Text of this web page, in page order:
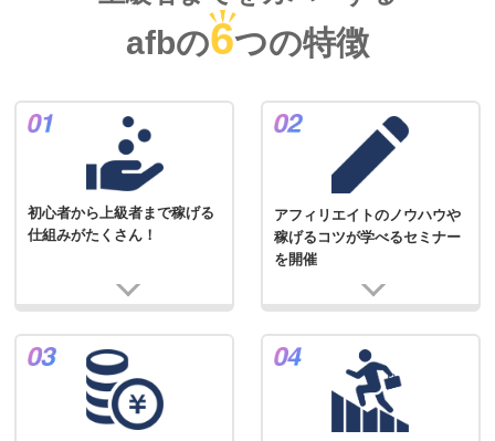
afbの6つの特徴
初心者から上級者まで稼げる
仕組みがたくさん！
アフィリエイトのノウハウや
稼げるコツが学べるセミナー
を開催